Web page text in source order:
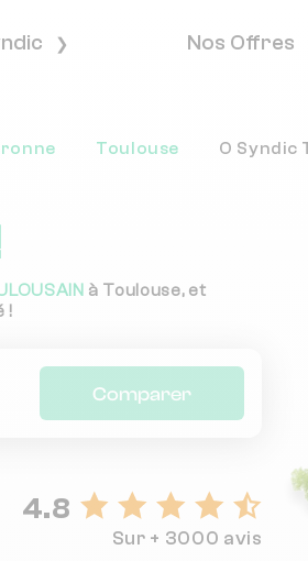
Nos Offres
Toulouse O Syndic
à Toulouse, et
!
Comparer
4.8
Sur + 3000 avis